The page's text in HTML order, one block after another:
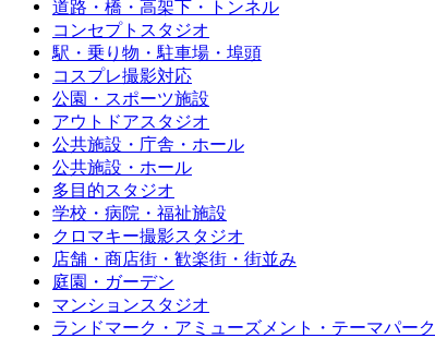
道路・橋・高架下・トンネル
コンセプトスタジオ
駅・乗り物・駐車場・埠頭
コスプレ撮影対応
公園・スポーツ施設
アウトドアスタジオ
公共施設・庁舎・ホール
公共施設・ホール
多目的スタジオ
学校・病院・福祉施設
クロマキー撮影スタジオ
店舗・商店街・歓楽街・街並み
庭園・ガーデン
マンションスタジオ
ランドマーク・アミューズメント・テーマパーク